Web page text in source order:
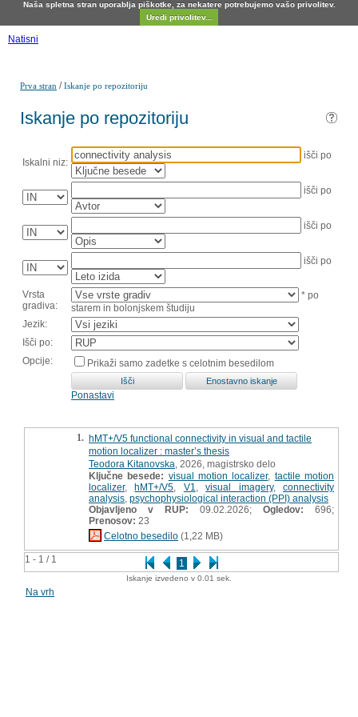
Naša spletna stran uporablja piškotke, za nekatere potrebujemo vašo privolitev.
Uredi privolitev...
Natisni
Prva stran /Iskanje po repozitoriju
Iskanje po repozitoriju
Iskalni niz:
išči po
išči po
išči po
išči po
Vrsta
gradiva:
* po
starem in bolonjskem študiju
Jezik:
Išči po:
Opcije:
Prikaži samo zadetke s celotnim besedilom
Ponastavi
1 - 1 / 1 1
1. hMT+/V5 functional connectivity in visual and tactile
motion localizer : master’s thesis
Teodora Kitanovska , 2026, magistrsko delo
Ključne besede: visual motion localizer, tactile motion
localizer,hMT+/V5 V1 ,visual imagery,connectivity
analysis psychophysiological interaction (PPI) analysis
Objavljeno v RUP: 09.02.2026; Ogledov: 696;
Prenosov: 23
Celotno besedilo (1,22 MB)
Iskanje izvedeno v 0.01 sek.
Na vrh